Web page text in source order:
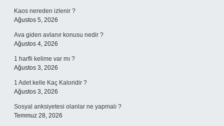
Kaos nereden izlenir ?
Ağustos 5, 2026
Ava giden avlanır konusu nedir ?
Ağustos 4, 2026
1 harfli kelime var mı ?
Ağustos 3, 2026
1 Adet kelle Kaç Kaloridir ?
Ağustos 3, 2026
Sosyal anksiyetesi olanlar ne yapmalı ?
Temmuz 28, 2026